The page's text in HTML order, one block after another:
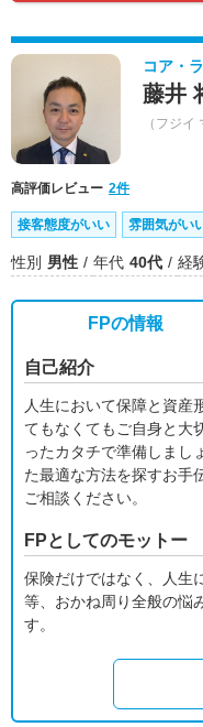
コア・
藤井
（フジイ
高評価レビュー 2件
接客態度がいい 雰囲気がい
性別 男性 年代 40代 経
FPの情報
自己紹介
人生において保障と資産
てもなくてもご自身と大
ったカタチで準備しまし
た最適な方法を探すお手
ご相談ください。
FPとしてのモットー
保険だけではなく、人生
等、おかね周り全般の悩
す。